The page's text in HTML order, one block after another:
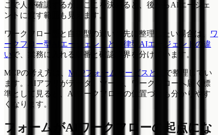
こで人が確認するか。ここを決めると、後からAIエージェ
ントに渡す範囲も見えます。
ワークフロー型と自律型の違いを先に整理したい場合は、
ワ
ークフロー型AIエージェントと自律型AIエージェントの違
い で、業務に入れる順番と確認境界を分けています。
MCPの考え方は、 MCPフォームサービスとは
で整理してい
ます。AIアプリがデータ、ツール、ワークフローへ届く標
準として見ると、AIワークフローの位置づけも分かりやす
くなります。
フォームがAIワークフローの起点にな